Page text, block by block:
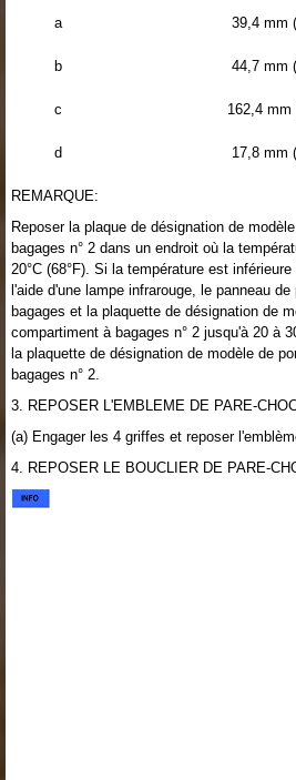
a 39,4 mm
b 44,7 mm
c 162,4 mm
d 17,8 mm
REMARQUE:
Reposer la plaque de désignation de
bagages n° 2 dans un endroit où la
20°C (68°F). Si la température est
l'aide d'une lampe infrarouge, le panneau
bagages et la plaquette de désignation de
compartiment à bagages n° 2 jusqu'à 20 à
la plaquette de désignation de modèle de
bagages n° 2.
3. REPOSER L'EMBLEME DE PARE-
(a) Engager les 4 griffes et reposer
4. REPOSER LE BOUCLIER DE PARE-